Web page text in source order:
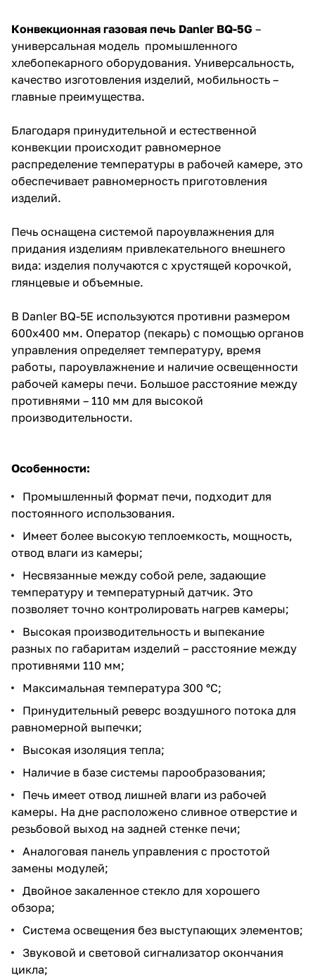
Конвекционная газовая печь Danler BQ-5G –
универсальная модель промышленного
хлебопекарного оборудования. Универсальность,
качество изготовления изделий, мобильность –
главные преимущества.
Благодаря принудительной и естественной
конвекции происходит равномерное
распределение температуры в рабочей камере, это
обеспечивает равномерность приготовления
изделий.
Печь оснащена системой пароувлажнения для
придания изделиям привлекательного внешнего
вида: изделия получаются с хрустящей корочкой,
глянцевые и объемные.
В Danler BQ-5E используются противни размером
600х400 мм. Оператор (пекарь) с помощью органов
управления определяет температуру, время
работы, пароувлажнение и наличие освещенности
рабочей камеры печи. Большое расстояние между
противнями – 110 мм для высокой
производительности.
Особенности:
Промышленный формат печи, подходит для
постоянного использования.
Имеет более высокую теплоемкость, мощность,
отвод влаги из камеры;
Несвязанные между собой реле, задающие
температуру и температурный датчик. Это
позволяет точно контролировать нагрев камеры;
Высокая производительность и выпекание
разных по габаритам изделий – расстояние между
противнями 110 мм;
Максимальная температура 300 °C;
Принудительный реверс воздушного потока для
равномерной выпечки;
Высокая изоляция тепла;
Наличие в базе системы парообразования;
Печь имеет отвод лишней влаги из рабочей
камеры. На дне расположено сливное отверстие и
резьбовой выход на задней стенке печи;
Аналоговая панель управления с простотой
замены модулей;
Двойное закаленное стекло для хорошего
обзора;
Система освещения без выступающих элементов;
Звуковой и световой сигнализатор окончания
цикла;